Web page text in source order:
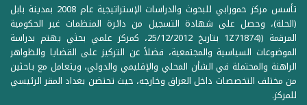
تأسس مركز حمورابي للبحوث والدراسات الإستراتيجية عام 2008 بمدينة بابل
(الحلة)، وحصل على شهادة التسجيل من دائرة المنظمات غير الحكومية
المرقمة ((1Z71874 بتاريخ 25/12/2012، كمركز علمي بحثي يهتم بدراسة
الموضوعات السياسية والمجتمعية، فضلاً عن التركيز على القضايا والظواهر
الراهنة والمحتملة في الشأن المحلي والإقليمي والدولي، ويتعامل مع باحثين
من مختلف التخصصات داخل العراق وخارجه، حيث تحتضن بغداد المقر الرئيسي
للمركز.